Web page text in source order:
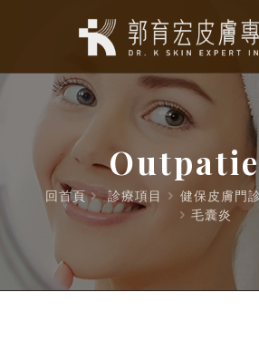
回首頁 診療項目 健保皮膚門診
毛囊炎